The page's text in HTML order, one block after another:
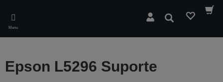
main
content
Menu
Pesquisar
Epson L5296 Suporte